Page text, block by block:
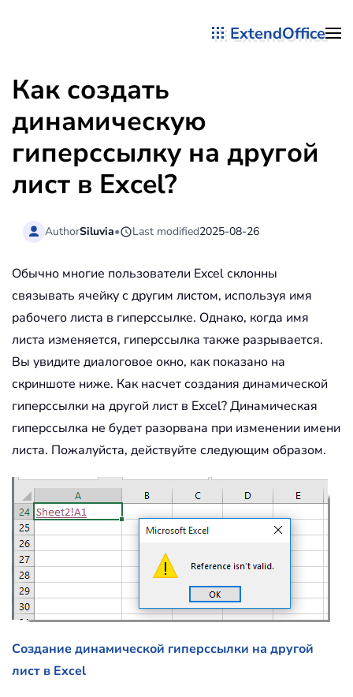
ExtendOffice
Как создать
динамическую
гиперссылку на другой
лист в Excel?
AuthorSiluvia• Last modified2025-08-26
Обычно многие пользователи Excel склонны
связывать ячейку с другим листом, используя имя
рабочего листа в гиперссылке. Однако, когда имя
листа изменяется, гиперссылка также разрывается.
Вы увидите диалоговое окно, как показано на
скриншоте ниже. Как насчет создания динамической
гиперссылки на другой лист в Excel? Динамическая
гиперссылка не будет разорвана при изменении имени
листа. Пожалуйста, действуйте следующим образом.
Создание динамической гиперссылки на другой
лист в Excel